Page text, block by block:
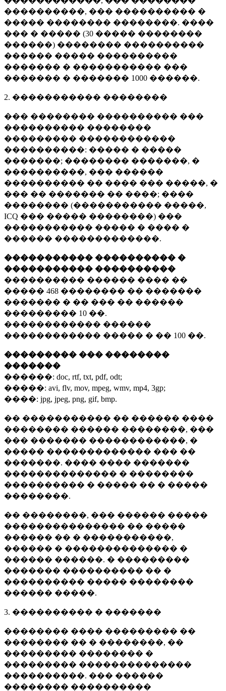
����������, ��� ���������� �
����� �������� ��������. ����
��� � ����� (30 ����� ��������
������) �������� ����������
������ ����� ����������
������� � ����������� ���
������� � ������� 1000 ������.
2. ����������� ��������
��� �������� ���������� ���
���������� ��������
��������� ������������
����������: ����� � �����
�������; �������� �������, �
����������, ��� ������
���������� �� ���� ��� �����, �
��� �� ������� �� ����; ����
�������� (����������� �����,
ICQ ��� ����� ��������) ���
����������� ����� � ���� �
������ �������������.
����������� ���������� �
����������� ����������
���������� ������ ���� ��
����� 468 �������� �� �������
������� � �� ��� �� ������
��������� 10 ��.
������������ ������
������������ ����� � �� 100 ��.
��������� ��� ��������
�������
������: doc, rtf, txt, pdf, odt;
�����: avi, flv, mov, mpeg, wmv, mp4, 3gp;
����: jpg, jpeg, png, gif, bmp.
�� ����������� �� ������ ����
�������� ������ ��������, ���
��� ������� ������������, �
����� ������������� ��� ��
�������. ���� ���� �������
�������������� � ��������
���������� � ����� �� � �����
��������.
�� ��������, ��� ������ �����
��������������� �� �����
������ �� � �����������,
������ � �������������� �
������ ������. � ���������
������� ���������� �� �
���������� ����� ��������
������ �����.
3. ���������� � �������
�������� ���� ��������� ��
�������� �� � ��������, ��
��������� �������� �
��������� ��������������
����������. ��� ������
�������� ����������